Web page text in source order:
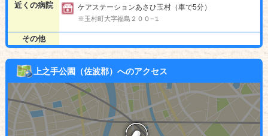
近くの病院
ケアステーションあさひ玉村（車で5分）
※玉村町大字福島２００−１
その他
上之手公園（佐波郡）へのアクセス